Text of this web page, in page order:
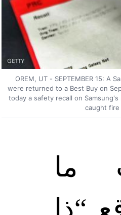
OREM, UT - SEPTEMBER 15:
were returned to a Best Buy on
today a safety recall on
caught
ما
“ذا